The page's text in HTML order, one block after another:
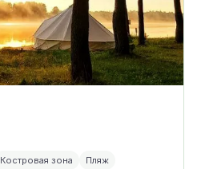
Костровая зона Пляж